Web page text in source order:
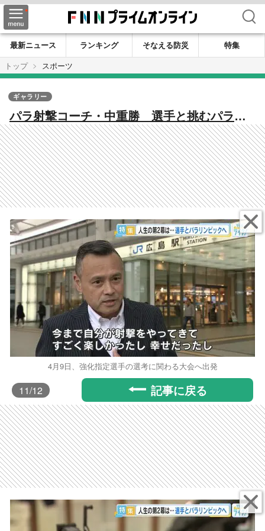
検索
最新ニュース ランキング そなえる防災
特集
トップ
スポーツ
パラ射撃コーチ・中重勝 選手と挑むパラリ
ンピック 勝敗を分ける“内面の強さ”は「健
常者も障がい者も同じ」【広島発】
ギャラリー
4月9日、強化指定選手の選考に関わる大会へ出発
11/12 記事に戻る